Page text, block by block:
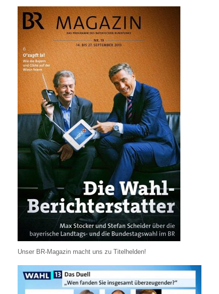
Unser BR-Magazin macht uns zu Titelhelden!